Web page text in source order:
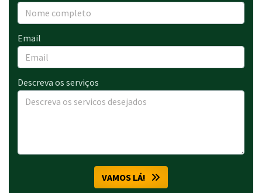
Email
Descreva os serviços
VAMOS LÁ!